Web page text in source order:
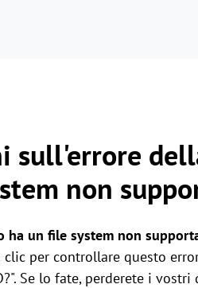
sull'errore
non
ha un file system non
per controllare questo
Se lo fate, perderete i vostri